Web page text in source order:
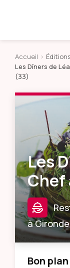
Accueil >
Les Dîners de
(33)
Les
Chef
àGironde
Bon